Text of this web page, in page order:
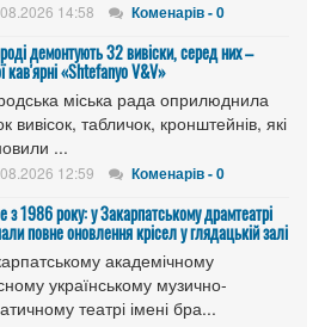
14:58 Коменарів - 0
демонтують 32 вивіски, серед них –
кав'ярні «Shtefanyo V&V»
міська рада оприлюднила
вивісок, табличок, кронштейнів, які
...
12:59 Коменарів - 0
з 1986 року: у Закарпатському драмтеатрі
повне оновлення крісел у глядацькій залі
академічному
українському музично-
театрі імені бра...